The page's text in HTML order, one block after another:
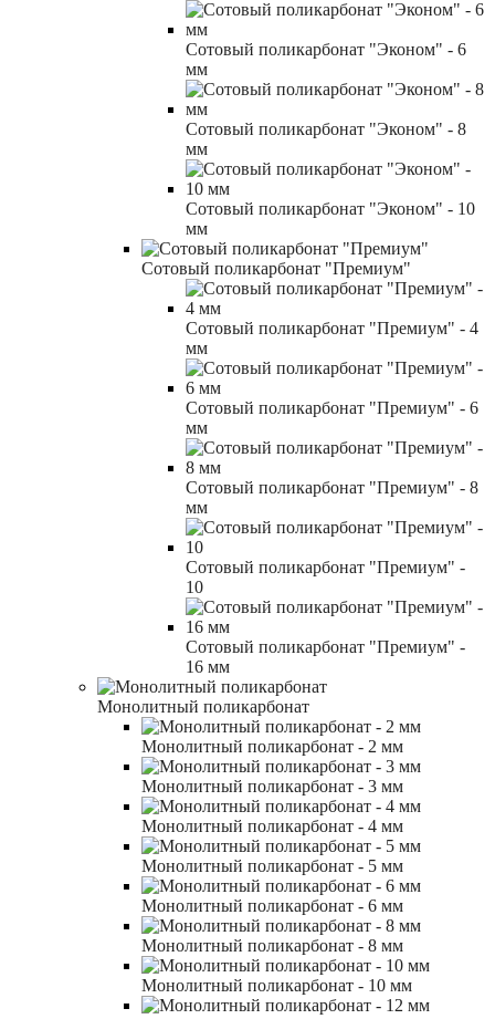
Сотовый поликарбонат "Эконом" - 6
мм
Сотовый поликарбонат "Эконом" - 8
мм
Сотовый поликарбонат "Эконом" - 10
мм
Сотовый поликарбонат "Премиум"
Сотовый поликарбонат "Премиум" - 4
мм
Сотовый поликарбонат "Премиум" - 6
мм
Сотовый поликарбонат "Премиум" - 8
мм
Сотовый поликарбонат "Премиум" -
10
Сотовый поликарбонат "Премиум" -
16 мм
Монолитный поликарбонат
Монолитный поликарбонат - 2 мм
Монолитный поликарбонат - 3 мм
Монолитный поликарбонат - 4 мм
Монолитный поликарбонат - 5 мм
Монолитный поликарбонат - 6 мм
Монолитный поликарбонат - 8 мм
Монолитный поликарбонат - 10 мм